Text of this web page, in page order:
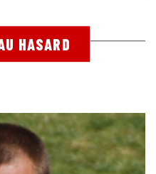
HASARD